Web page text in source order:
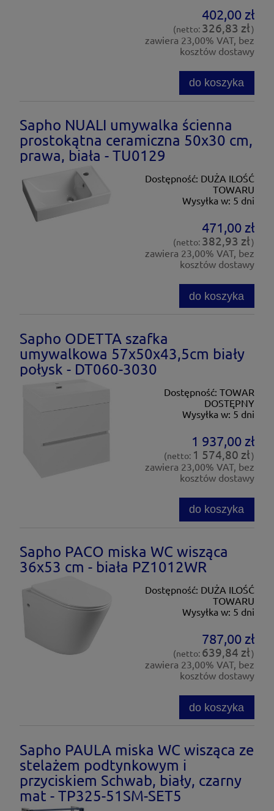
402,00 zł
(netto: 326,83 zł)
zawiera 23,00% VAT, bez
kosztów dostawy
do koszyka
Sapho NUALI umywalka ścienna
prostokątna ceramiczna 50x30 cm,
prawa, biała - TU0129
Dostępność: DUŻA ILOŚĆ
TOWARU
Wysyłka w: 5 dni
471,00 zł
(netto: 382,93 zł)
zawiera 23,00% VAT, bez
kosztów dostawy
do koszyka
Sapho ODETTA szafka
umywalkowa 57x50x43,5cm biały
połysk - DT060-3030
Dostępność: TOWAR
DOSTĘPNY
Wysyłka w: 5 dni
1 937,00 zł
(netto: 1 574,80 zł)
zawiera 23,00% VAT, bez
kosztów dostawy
do koszyka
Sapho PACO miska WC wisząca
36x53 cm - biała PZ1012WR
Dostępność: DUŻA ILOŚĆ
TOWARU
Wysyłka w: 5 dni
787,00 zł
(netto: 639,84 zł)
zawiera 23,00% VAT, bez
kosztów dostawy
do koszyka
Sapho PAULA miska WC wisząca ze
stelażem podtynkowym i
przyciskiem Schwab, biały, czarny
mat - TP325-51SM-SET5